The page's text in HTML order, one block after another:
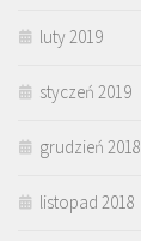
luty 2019
styczeń 2019
grudzień 2018
listopad 2018